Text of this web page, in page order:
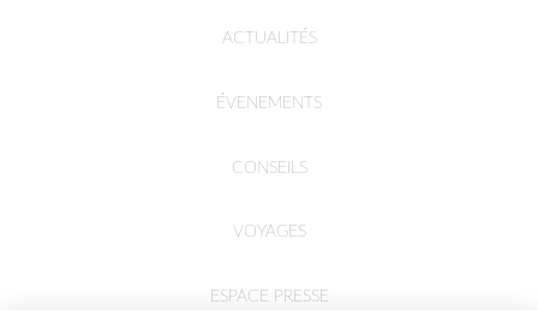
ACTUALITÉS
ÉVENEMENTS
CONSEILS
VOYAGES
ESPACE PRESSE